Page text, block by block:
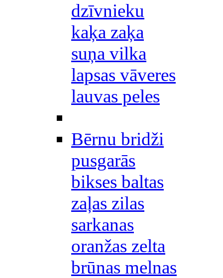
dzīvnieku
kaķa zaķa
suņa vilka
lapsas vāveres
lauvas peles
Bērnu bridži
pusgarās
bikses baltas
zaļas zilas
sarkanas
oranžas zelta
brūnas melnas